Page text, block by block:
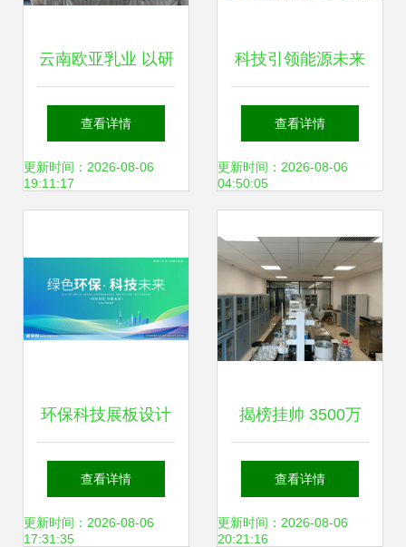
云南欧亚乳业 以研
发创新与环保科技
驱动大理乳业绿色
查看详情
更新时间：2026-08-06
19:11:17
科技引领能源未来
中国能建两项储能
技术纳入“十四
规划
查看详情
更新时间：2026-08-06
04:50:05
环保科技展板设计
图 技术开发与视觉
表达的完美融合
查看详情
更新时间：2026-08-06
17:31:35
揭榜挂帅 3500万
邀你共克骨肽乳酸
菌口服液产业化技
查看详情
更新时间：2026-08-06
20:21:16